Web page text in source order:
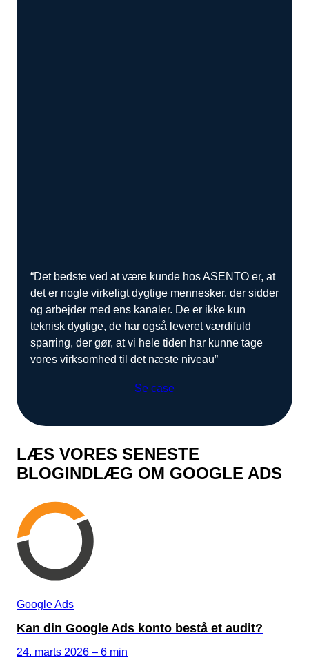
“Det bedste ved at være kunde hos ASENTO er, at
det er nogle virkeligt dygtige mennesker, der sidder
og arbejder med ens kanaler. De er ikke kun
teknisk dygtige, de har også leveret værdifuld
sparring, der gør, at vi hele tiden har kunne tage
vores virksomhed til det næste niveau”
Se case
LÆS VORES SENESTE
BLOGINDLÆG OM GOOGLE ADS
Google Ads
Kan din Google Ads konto bestå et audit?
24. marts 2026 – 6 min